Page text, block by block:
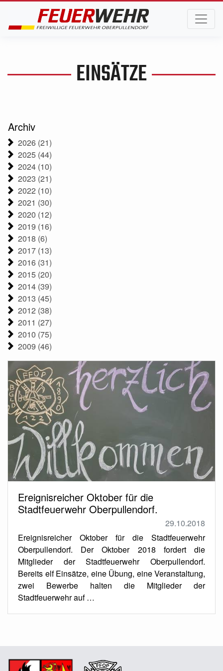
EINSÄTZE
Ereignisreicher Oktober für die
Stadtfeuerwehr Oberpullendorf.
29.10.2018
Ereignisreicher Oktober für die Stadtfeuerwehr
Oberpullendorf. Der Oktober 2018 fordert die
Mitglieder der Stadtfeuerwehr Oberpullendorf.
Bereits elf Einsätze, eine Übung, eine Veranstaltung,
zwei Bewerbe halten die Mitglieder der
Stadtfeuerwehr auf …
Archiv
2026 (21)
2025 (44)
2024 (10)
2023 (21)
2022 (10)
2021 (30)
2020 (12)
2019 (16)
2018 (6)
2017 (13)
2016 (31)
2015 (20)
2014 (39)
2013 (45)
2012 (38)
2011 (27)
2010 (75)
2009 (46)